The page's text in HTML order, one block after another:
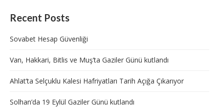
Recent Posts
Sovabet Hesap Güvenliği
Van, Hakkari, Bitlis ve Muş’ta Gaziler Günü kutlandı
Ahlat’ta Selçuklu Kalesi Hafriyatları Tarih Açığa Çıkarıyor
Solhan’da 19 Eylül Gaziler Günü kutlandı